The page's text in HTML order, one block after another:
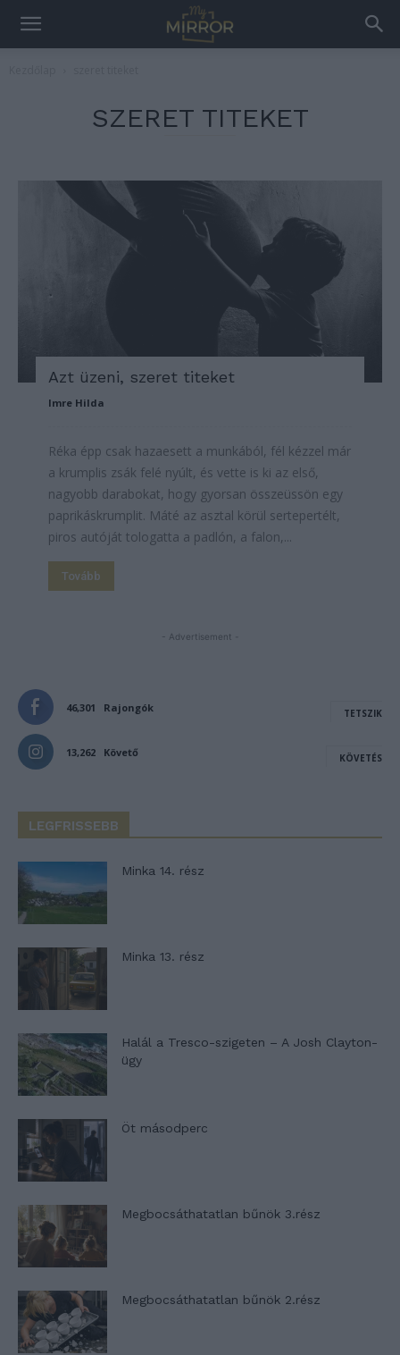
SZERET TITEKET
Azt üzeni, szeret titeket
Imre Hilda
Réka épp csak hazaesett a munkából, fél kézzel már
a krumplis zsák felé nyúlt, és vette is ki az első,
nagyobb darabokat, hogy gyorsan összeüssön egy
paprikáskrumplit. Máté az asztal körül sertepertélt,
piros autóját tologatta a padlón, a falon,...
Tovább
- Advertisement -
46,301 Rajongók TETSZIK
13,262 Követő KÖVETÉS
LEGFRISSEBB
Minka 14. rész
Minka 13. rész
Halál a Tresco-szigeten – A Josh Clayton-
ügy
Öt másodperc
Megbocsáthatatlan bűnök 3.rész
Megbocsáthatatlan bűnök 2.rész